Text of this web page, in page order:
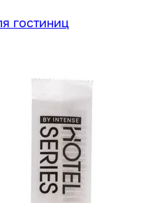
гостиниц